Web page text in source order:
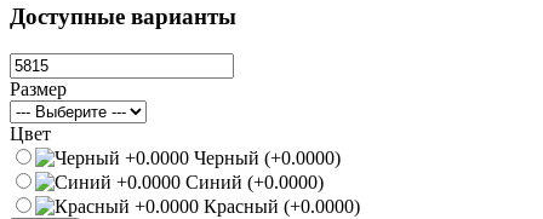
Доступные варианты
Размер
Цвет
Черный (+0.0000)
Синий (+0.0000)
Красный (+0.0000)